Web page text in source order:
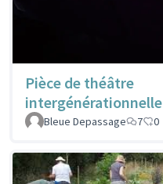
Pièce de théâtre
intergénérationnelle
Bleue Depassage
7 0